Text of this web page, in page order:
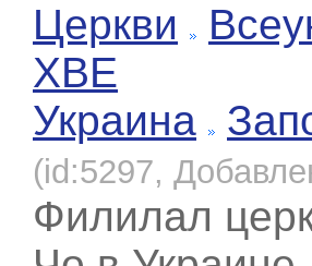
Церкви
ХВЕ
Украина
(id:5297,
Филилал